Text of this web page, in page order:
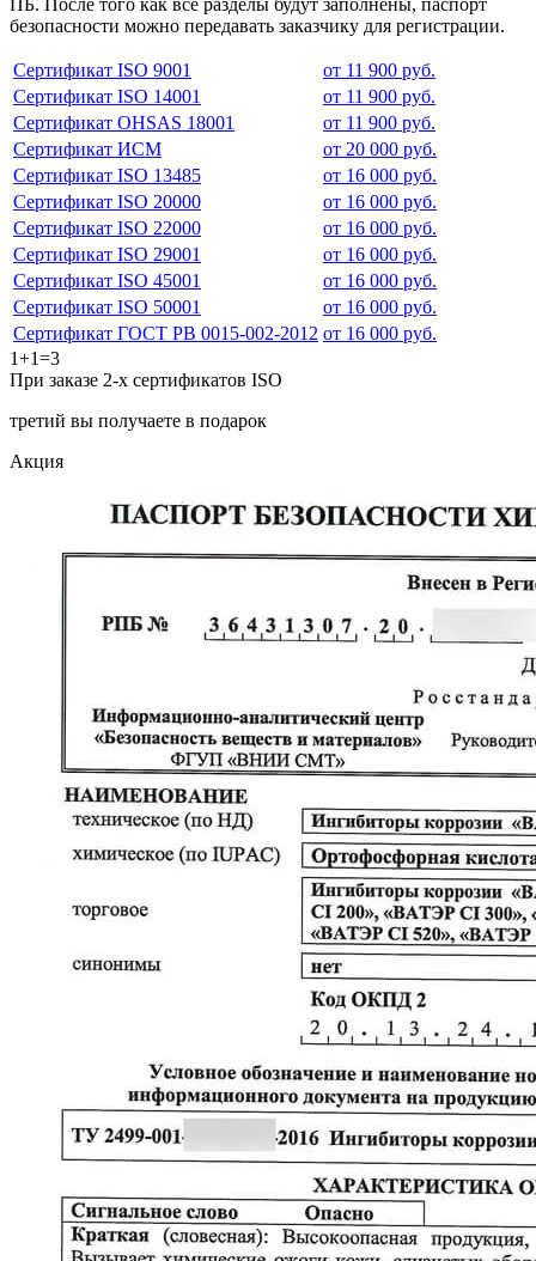
ПБ. После того как все разделы будут заполнены, паспорт
безопасности можно передавать заказчику для регистрации.
Сертификат ISO 9001
от 11 900 руб.
Сертификат ISO 14001
от 11 900 руб.
Сертификат OHSAS 18001
от 11 900 руб.
Сертификат ИСМ
от 20 000 руб.
Сертификат ISO 13485
от 16 000 руб.
Сертификат ISO 20000
от 16 000 руб.
Сертификат ISO 22000
от 16 000 руб.
Сертификат ISO 29001
от 16 000 руб.
Сертификат ISO 45001
от 16 000 руб.
Сертификат ISO 50001
от 16 000 руб.
Сертификат ГОСТ РВ 0015-002-2012 от 16 000 руб.
1+1=3
При заказе 2-х сертификатов ISO
третий вы получаете в подарок
Акция